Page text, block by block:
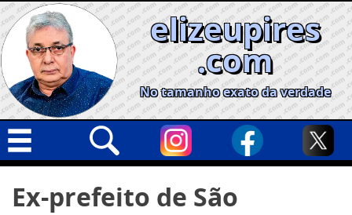
Skip
to
content
elizeupires
.com
No tamanho exato da verdade
Geral
por:
Ex-prefeito de São